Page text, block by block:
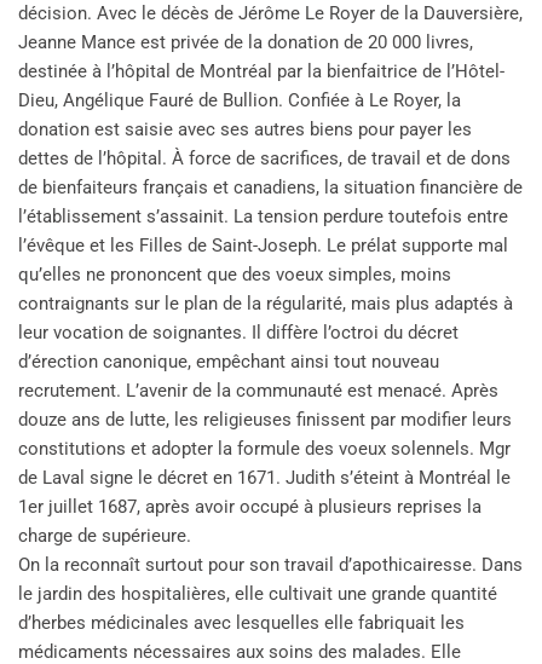
décision. Avec le décès de Jérôme Le Royer de la Dauversière,
Jeanne Mance est privée de la donation de 20 000 livres,
destinée à l’hôpital de Montréal par la bienfaitrice de l’Hôtel-
Dieu, Angélique Fauré de Bullion. Confiée à Le Royer, la
donation est saisie avec ses autres biens pour payer les
dettes de l’hôpital. À force de sacrifices, de travail et de dons
de bienfaiteurs français et canadiens, la situation financière de
l’établissement s’assainit. La tension perdure toutefois entre
l’évêque et les Filles de Saint-Joseph. Le prélat supporte mal
qu’elles ne prononcent que des voeux simples, moins
contraignants sur le plan de la régularité, mais plus adaptés à
leur vocation de soignantes. Il diffère l’octroi du décret
d’érection canonique, empêchant ainsi tout nouveau
recrutement. L’avenir de la communauté est menacé. Après
douze ans de lutte, les religieuses finissent par modifier leurs
constitutions et adopter la formule des voeux solennels. Mgr
de Laval signe le décret en 1671. Judith s’éteint à Montréal le
1er juillet 1687, après avoir occupé à plusieurs reprises la
charge de supérieure.
On la reconnaît surtout pour son travail d’apothicairesse. Dans
le jardin des hospitalières, elle cultivait une grande quantité
d’herbes médicinales avec lesquelles elle fabriquait les
médicaments nécessaires aux soins des malades. Elle